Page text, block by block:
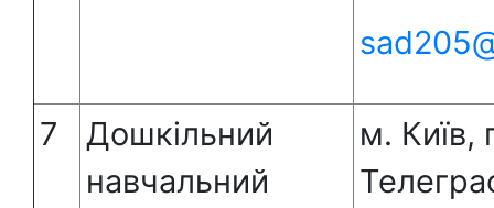
7
Дошкільний
навчальний
м. Київ,